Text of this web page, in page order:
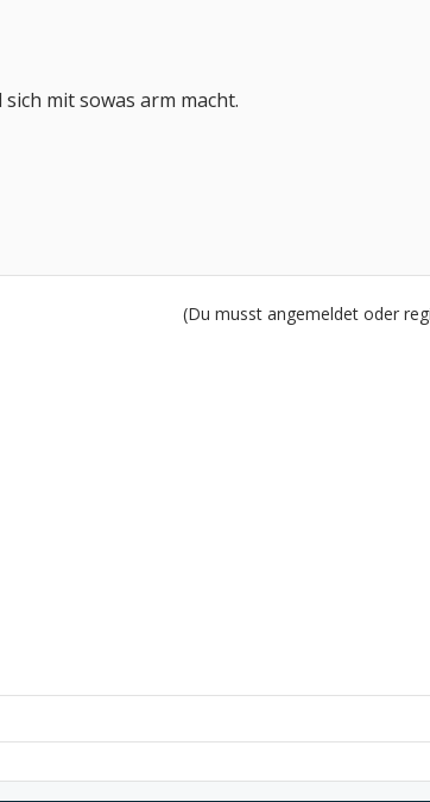
mit sowas arm macht.
(Du musst angemeldet oder